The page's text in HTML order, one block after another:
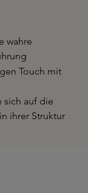
wahre
Touch mit
sich auf die
ihrer Struktur